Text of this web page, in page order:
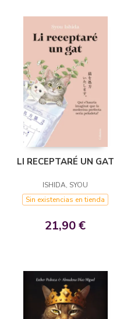
LI RECEPTARÉ UN GAT
ISHIDA, SYOU
Sin existencias en tienda
21,90 €